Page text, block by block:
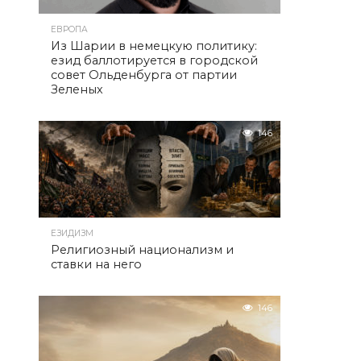
ЕВРОПА
Из Шарии в немецкую политику:
езид баллотируется в городской
совет Ольденбурга от партии
Зеленых
146
ЕЗИДИЗМ
Религиозный национализм и
ставки на него
146